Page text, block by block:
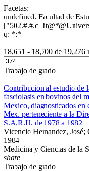
Facetas:
undefined: Facultad de
q: *:*
18,651 - 18,700 de 19,276
Trabajo de grado
Contribucion al estudio de
fasciolasis en bovinos del
Mexico, diagnosticados en
Mex. perteneciente a la
S.A.R.H. de 1978 a 1982
Vicencio Hernandez, José;
1984
Medicina y Ciencias de la
share
Trabajo de grado